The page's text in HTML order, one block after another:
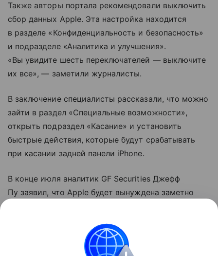
Также авторы портала рекомендовали выключить
сбор данных Apple. Эта настройка находится
в разделе «Конфиденциальность и безопасность»
и подразделе «Аналитика и улучшения».
«Вы увидите шесть переключателей — выключите
их все», — заметили журналисты.
В заключение специалисты рассказали, что можно
зайти в раздел «Специальные возможности»,
открыть подраздел «Касание» и установить
быстрые действия, которые будут срабатывать
при касании задней панели iPhone.
В конце июля аналитик GF Securities Джефф
Пу заявил, что Apple будет вынуждена заметно
на 250−300 долларов.